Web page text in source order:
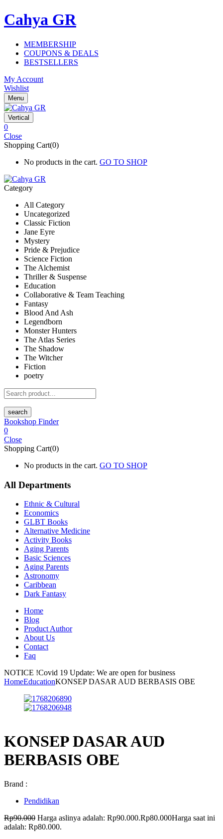
Cahya GR
MEMBERSHIP
COUPONS & DEALS
BESTSELLERS
My Account
Wishlist
Menu
Vertical
0
Close
Shopping Cart(0)
No products in the cart. GO TO SHOP
Category
All Category
Uncategorized
Classic Fiction
Jane Eyre
Mystery
Pride & Prejudice
Science Fiction
The Alchemist
Thriller & Suspense
Education
Collaborative & Team Teaching
Fantasy
Blood And Ash
Legendborn
Monster Hunters
The Atlas Series
The Shadow
The Witcher
Fiction
poetry
search
Bookshop Finder
0
Close
Shopping Cart(0)
No products in the cart. GO TO SHOP
All Departments
Ethnic & Cultural
Economics
GLBT Books
Alternative Medicine
Activity Books
Aging Parents
Basic Sciences
Aging Parents
Astronomy
Caribbean
Dark Fantasy
Home
Blog
Product Author
About Us
Contact
Faq
NOTICE !Covid 19 Update: We are open for business
HomeEducationKONSEP DASAR AUD BERBASIS OBE
KONSEP DASAR AUD
BERBASIS OBE
Brand :
Pendidikan
Rp90.000 Harga aslinya adalah: Rp90.000.Rp80.000Harga saat ini
adalah: Rp80.000.